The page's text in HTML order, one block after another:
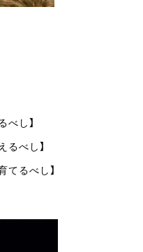
し】
べし】
るべし】